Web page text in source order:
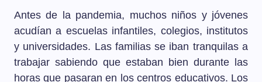
Antes de la pandemia, muchos niños y jóvenes
acudían a escuelas infantiles, colegios, institutos
y universidades. Las familias se iban tranquilas a
trabajar sabiendo que estaban bien durante las
horas que pasaran en los centros educativos. Los